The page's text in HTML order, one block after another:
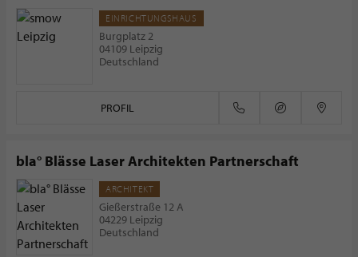
EINRICHTUNGSHAUS
Burgplatz 2
04109 Leipzig
Deutschland
PROFIL
bla° Blässe Laser Architekten Partnerschaft
ARCHITEKT
Gießerstraße 12 A
04229 Leipzig
Deutschland